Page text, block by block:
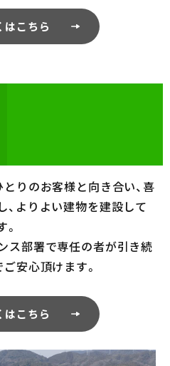
はこちら
りのお客様と向き合い、喜
よりよい建物を建設して
ス部署で専任の者が引き続
安心頂けます。
はこちら